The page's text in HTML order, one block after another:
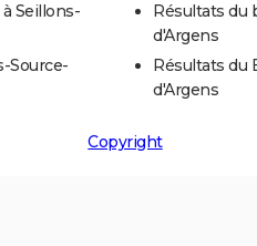
Seillons-
Source-
Résultats du
d'Argens
Résultats du
d'Argens
Copyright